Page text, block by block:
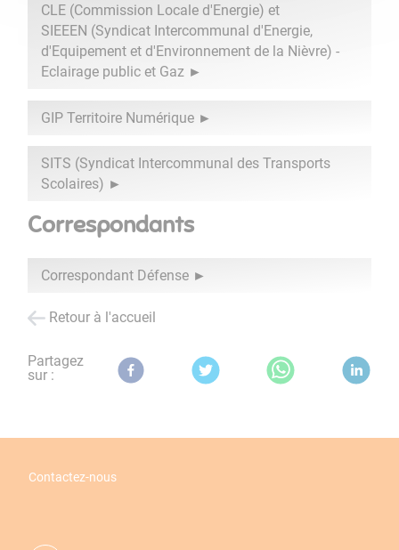
CLE (Commission Locale d'Energie) et
SIEEEN (Syndicat Intercommunal d'Energie,
d'Equipement et d'Environnement de la Nièvre) -
Eclairage public et Gaz
GIP Territoire Numérique
SITS (Syndicat Intercommunal des Transports
Scolaires)
Correspondants
Correspondant Défense
Retour à l'accueil
Partagez
sur :
Contactez-nous